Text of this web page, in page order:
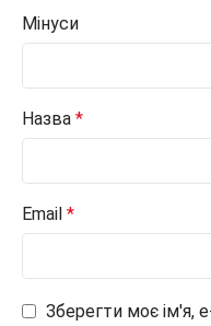
Мінуси
Назва *
Email *
Зберегти моє ім'я,